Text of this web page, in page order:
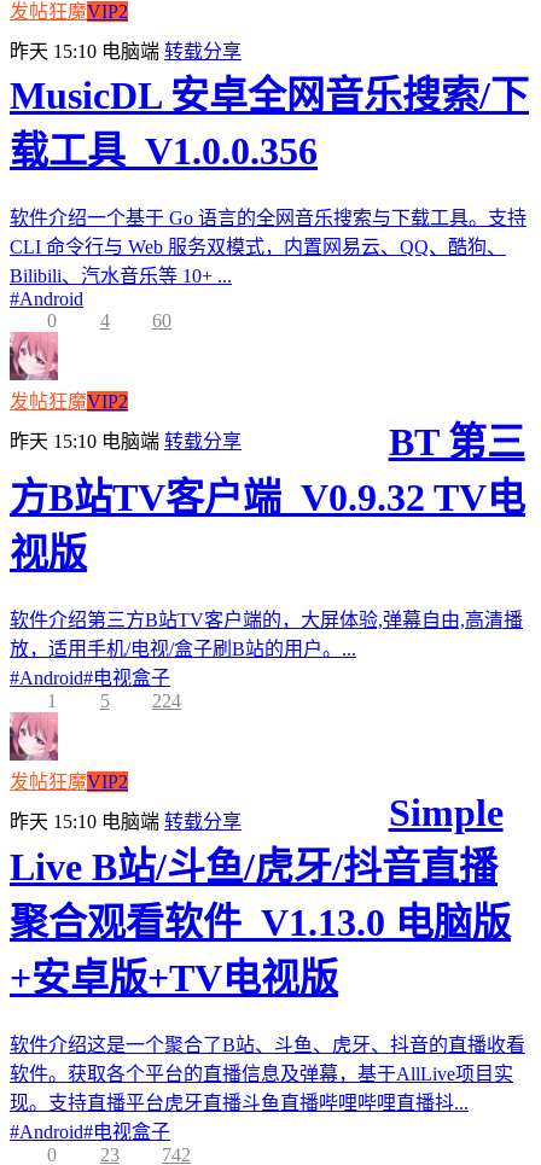
发帖狂魔VIP2
昨天 15:10 电脑端 转载分享
MusicDL 安卓全网音乐搜索/下
载工具_V1.0.0.356
软件介绍一个基于 Go 语言的全网音乐搜索与下载工具。支持
CLI 命令行与 Web 服务双模式，内置网易云、QQ、酷狗、
Bilibili、汽水音乐等 10+ ...
#Android
0
4 60
发帖狂魔VIP2
昨天 15:10 电脑端 转载分享
BT 第三
方B站TV客户端_V0.9.32 TV电
视版
软件介绍第三方B站TV客户端的，大屏体验,弹幕自由,高清播
放，适用手机/电视/盒子刷B站的用户。...
#Android#电视盒子
1
5 224
发帖狂魔VIP2
昨天 15:10 电脑端 转载分享
Simple
Live B站/斗鱼/虎牙/抖音直播
聚合观看软件_V1.13.0 电脑版
+安卓版+TV电视版
软件介绍这是一个聚合了B站、斗鱼、虎牙、抖音的直播收看
软件。获取各个平台的直播信息及弹幕，基于AllLive项目实
现。支持直播平台虎牙直播斗鱼直播哔哩哔哩直播抖...
#Android#电视盒子
0
23 742